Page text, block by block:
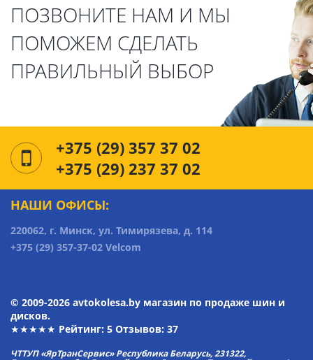
ПОЗВОНИТЕ НАМ И МЫ
ПОМОЖЕМ СДЕЛАТЬ
ПРАВИЛЬНЫЙ ВЫБОР
+375 (29) 357 37 02
+375 (29) 237 37 02
НАШИ ОФИСЫ:
220062, г. Минск, ул. Тимирязева, д. 114
+375 (29) 357-37-02 Velcom
© 2009-2026 avtokolesa.by магазин по продаже шин и
дисков.
★★★★★ Рейтинг: 5 Отзывов: 37
ЧТТУП «ЯрТранСервис» Республика Беларусь, 231322,